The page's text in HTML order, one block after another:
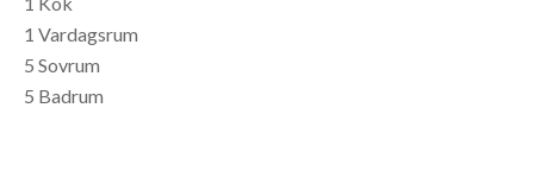
1 Vardagsrum
5 Sovrum
5 Badrum